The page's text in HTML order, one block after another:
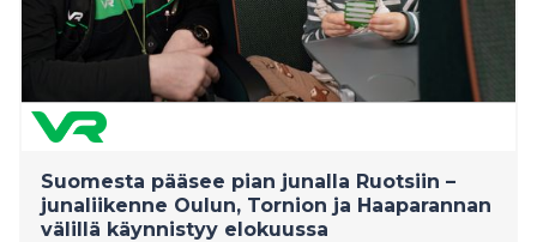
Suomesta pääsee pian junalla Ruotsiin –
junaliikenne Oulun, Tornion ja Haaparannan
välillä käynnistyy elokuussa